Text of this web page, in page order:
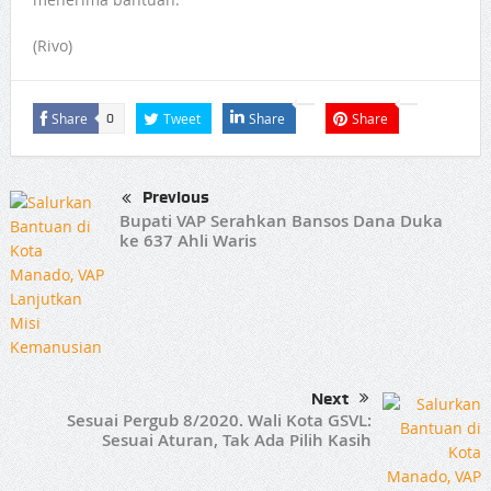
(Rivo)
Share 0 Tweet Share Share
Previous
Bupati VAP Serahkan Bansos Dana Duka
ke 637 Ahli Waris
Next
Sesuai Pergub 8/2020. Wali Kota GSVL:
Sesuai Aturan, Tak Ada Pilih Kasih